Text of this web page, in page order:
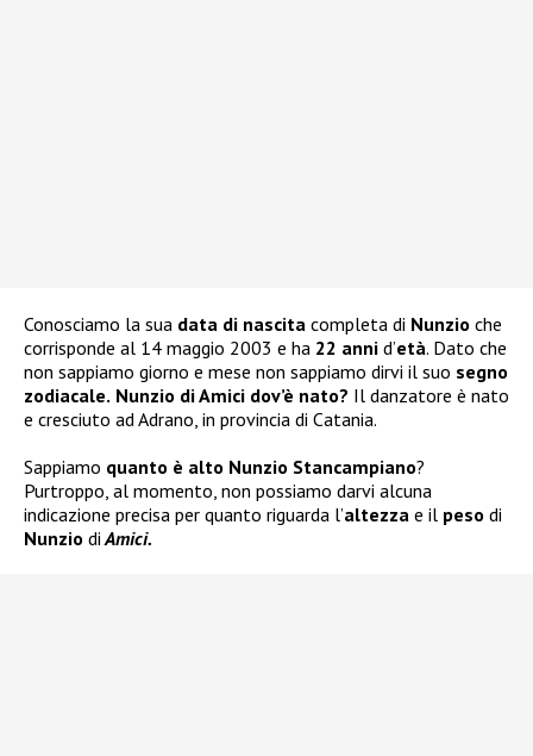
Conosciamo la sua data di nascita completa di Nunzio che
corrisponde al 14 maggio 2003 e ha 22 anni d’età. Dato che
non sappiamo giorno e mese non sappiamo dirvi il suo segno
zodiacale. Nunzio di Amici dov’è nato? Il danzatore è nato
e cresciuto ad Adrano, in provincia di Catania.
Sappiamo quanto è alto Nunzio Stancampiano?
Purtroppo, al momento, non possiamo darvi alcuna
indicazione precisa per quanto riguarda l’altezza e il peso di
Nunzio diAmici.